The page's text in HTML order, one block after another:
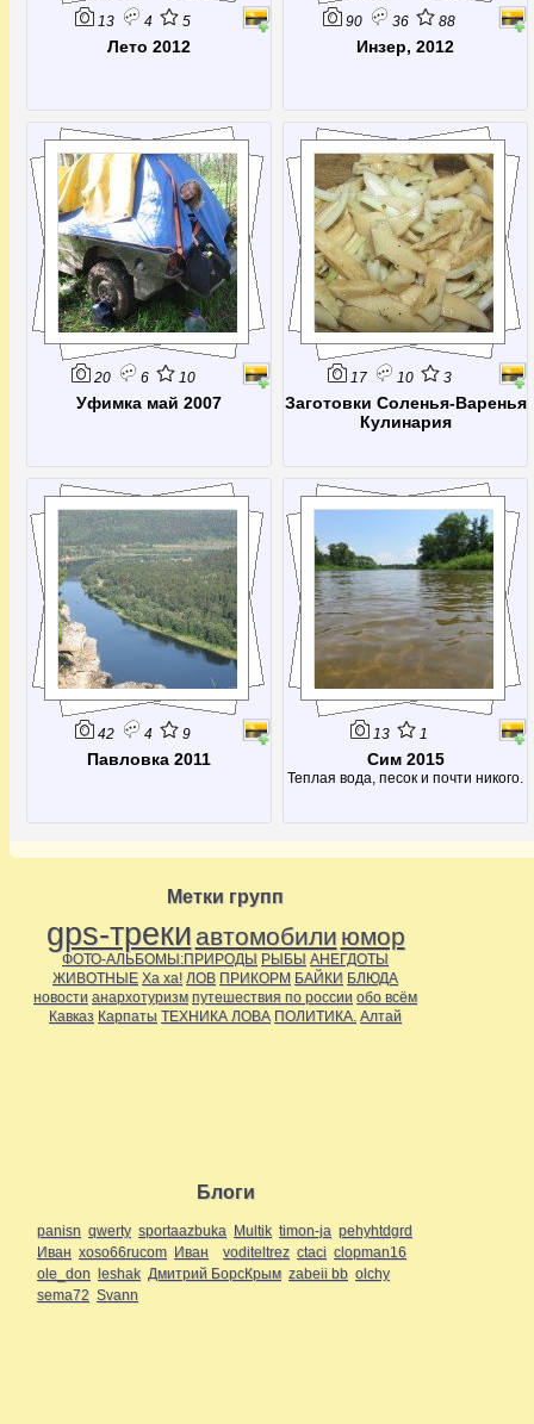
13 4 5
Лето 2012
90 36 88
Инзер, 2012
20 6 10
Уфимка май 2007
17 10 3
Заготовки Соленья-Варенья
Кулинария
42 4 9
Павловка 2011
13 1
Сим 2015
Теплая вода, песок и почти никого.
Метки групп
gps-треки автомобили юмор
ФОТО-АЛЬБОМЫ:ПРИРОДЫ РЫБЫ АНЕГДОТЫ
ЖИВОТНЫЕ Ха ха! ЛОВ ПРИКОРМ БАЙКИ БЛЮДА
новости анархотуризм путешествия по россии обо всём
Кавказ Карпаты ТЕХНИКА ЛОВА ПОЛИТИКА. Алтай
Блоги
panisn qwerty sportaazbuka Multik timon-ja pehyhtdgrd
Иван xoso66rucom Иван voditeltrez ctaci clopman16
ole_don leshak Дмитрий БорсКрым zabeii bb olchy
sema72 Svann